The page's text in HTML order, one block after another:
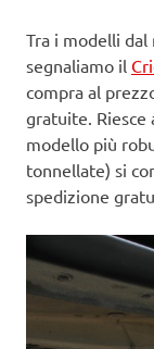
Tra i modelli
segnaliamo il
compra al
gratuite. Riesce
modello più
tonnellate) si
spedizione